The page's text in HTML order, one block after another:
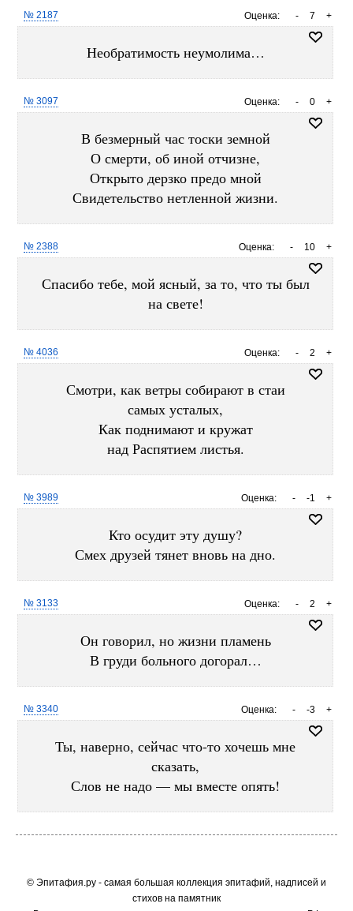
Оценка: +
7
-
№ 2187
Необратимость неумолима…
Оценка: +
0
-
№ 3097
В безмерный час тоски земной
О смерти, об иной отчизне,
Открыто дерзко предо мной
Свидетельство нетленной жизни.
Оценка: +
10
-
№ 2388
Спасибо тебе, мой ясный, за то, что ты был
на свете!
Оценка: +
2
-
№ 4036
Смотри, как ветры собирают в стаи
самых усталых,
Как поднимают и кружат
над Распятием листья.
Оценка: +
-1
-
№ 3989
Кто осудит эту душу?
Смех друзей тянет вновь на дно.
Оценка: +
2
-
№ 3133
Он говорил, но жизни пламень
В груди больного догорал…
Оценка: +
-3
-
№ 3340
Ты, наверно, сейчас что-то хочешь мне
сказать,
Слов не надо — мы вместе опять!
© Эпитафия.ру - самая большая коллекция эпитафий, надписей и
стихов на памятник